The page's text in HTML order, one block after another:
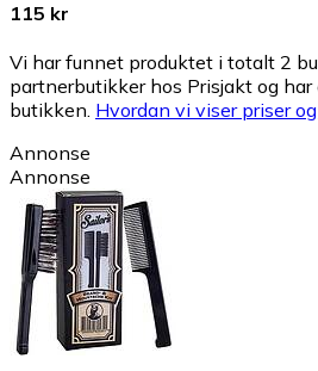
115 kr
Vi har funnet produktet i totalt 2
partnerbutikker hos Prisjakt og
butikken. Hvordan vi viser priser
Annonse
Annonse